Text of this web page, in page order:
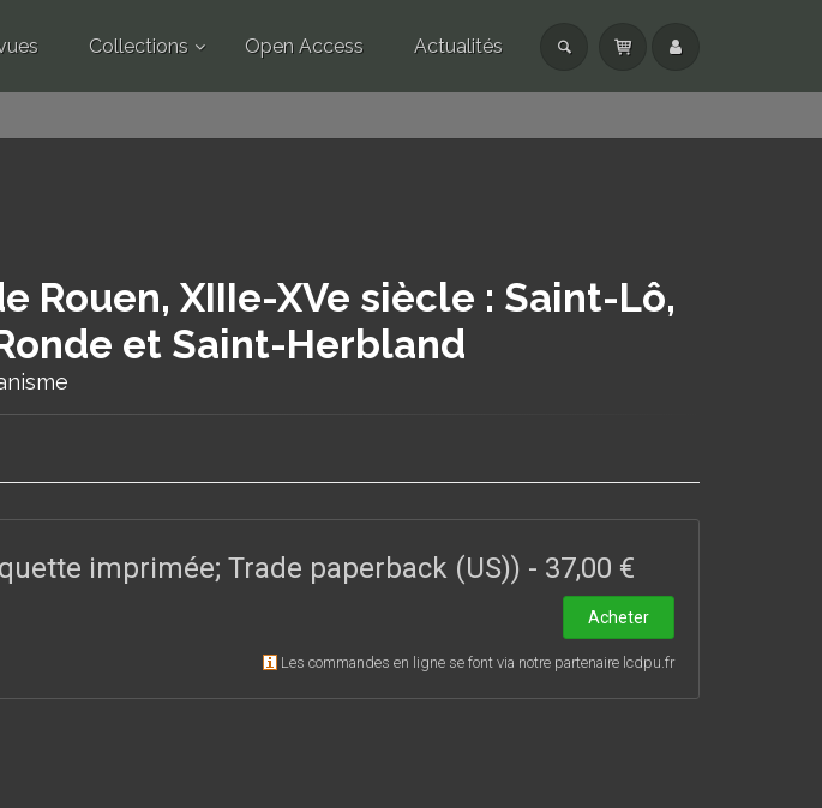
Collections Open Access Actualités
Rouen, XIIIe-XVe siècle : Saint-Lô,
et Saint-Herbland
imprimée; Trade paperback (US)) - 37,00 €
Acheter
Les commandes en ligne se font via notre partenaire lcdpu.fr